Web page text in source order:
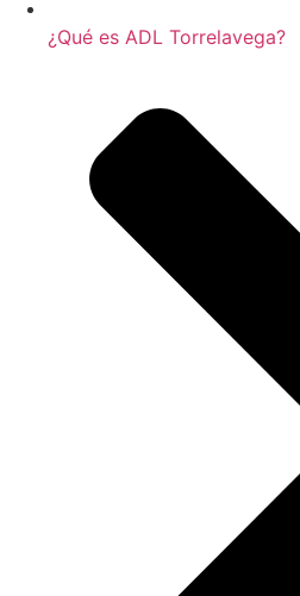
¿Qué es ADL Torrelavega?